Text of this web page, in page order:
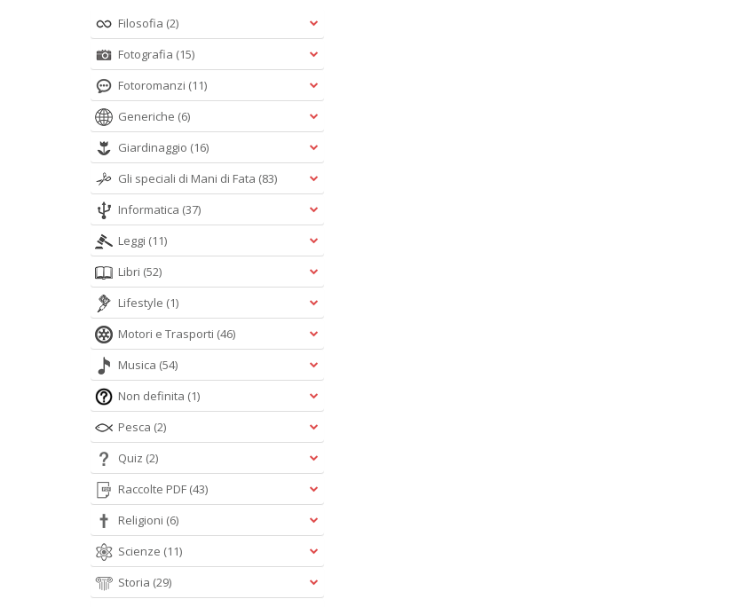
Filosofia (2)
Fotografia (15)
Fotoromanzi (11)
Generiche (6)
Giardinaggio (16)
Gli speciali di Mani di Fata (83)
Informatica (37)
Leggi (11)
Libri (52)
Lifestyle (1)
Motori e Trasporti (46)
Musica (54)
Non definita (1)
Pesca (2)
Quiz (2)
Raccolte PDF (43)
Religioni (6)
Scienze (11)
Storia (29)